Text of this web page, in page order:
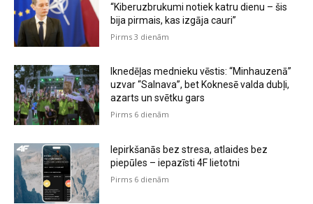
“Kiberuzbrukumi notiek katru dienu – šis
bija pirmais, kas izgāja cauri”
Pirms 3 dienām
Iknedēļas mednieku vēstis: “Minhauzenā”
uzvar “Salnava”, bet Koknesē valda dubļi,
azarts un svētku gars
Pirms 6 dienām
Iepirkšanās bez stresa, atlaides bez
piepūles – iepazīsti 4F lietotni
Pirms 6 dienām